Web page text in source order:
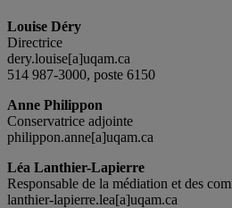
Louise Déry
Directrice
dery.louise[a]uqam.ca
514 987-3000, poste 6150
Anne Philippon
Conservatrice adjointe
philippon.anne[a]uqam.ca
Léa Lanthier-Lapierre
Responsable de la médiation et des
lanthier-lapierre.lea[a]uqam.ca